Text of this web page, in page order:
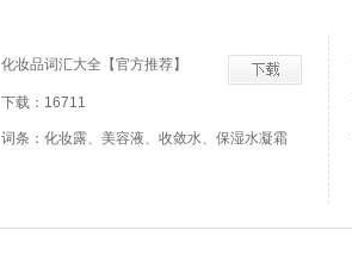
化妆品词汇大全【官方推荐】
下载：16711
词条：化妆露、美容液、收敛水、保湿水凝霜